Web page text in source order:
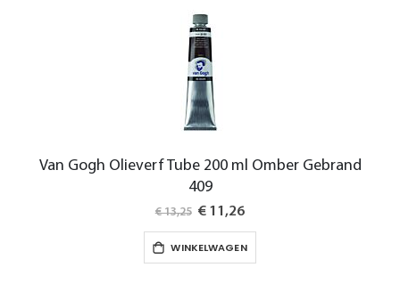
Van Gogh Olieverf Tube 200 ml Omber Gebrand
409
€ 13,25
Special
€ 11,26
WINKELWAGEN